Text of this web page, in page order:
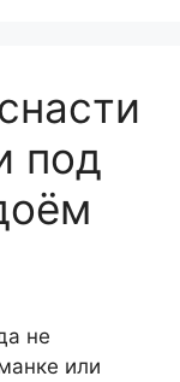
под
не
или